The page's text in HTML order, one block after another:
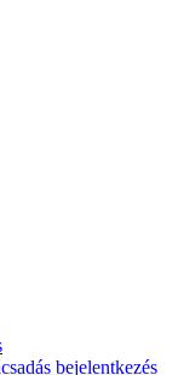
bejelentkezés